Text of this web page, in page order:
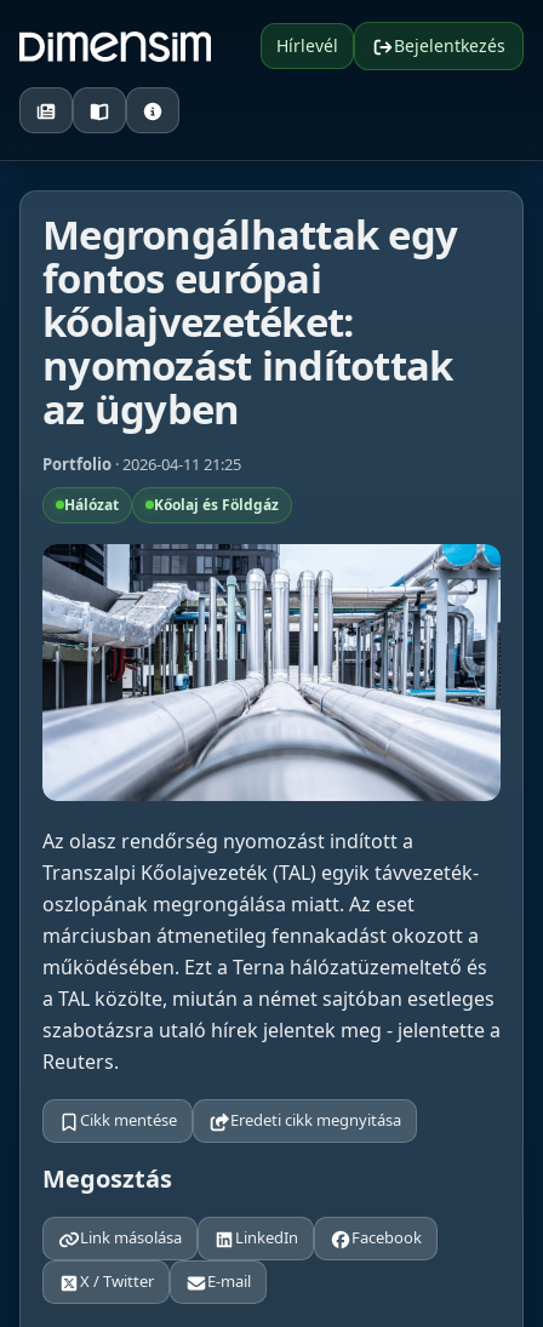
Hírlevél Bejelentkezés
Megrongálhattak egy
fontos európai
kőolajvezetéket:
nyomozást indítottak
az ügyben
Portfolio · 2026-04-11 21:25
Hálózat Kőolaj és Földgáz
Az olasz rendőrség nyomozást indított a
Transzalpi Kőolajvezeték (TAL) egyik távvezeték-
oszlopának megrongálása miatt. Az eset
márciusban átmenetileg fennakadást okozott a
működésében. Ezt a Terna hálózatüzemeltető és
a TAL közölte, miután a német sajtóban esetleges
szabotázsra utaló hírek jelentek meg - jelentette a
Reuters.
Cikk mentése Eredeti cikk megnyitása
Megosztás
Link másolása LinkedIn
Facebook
X / Twitter
E-mail